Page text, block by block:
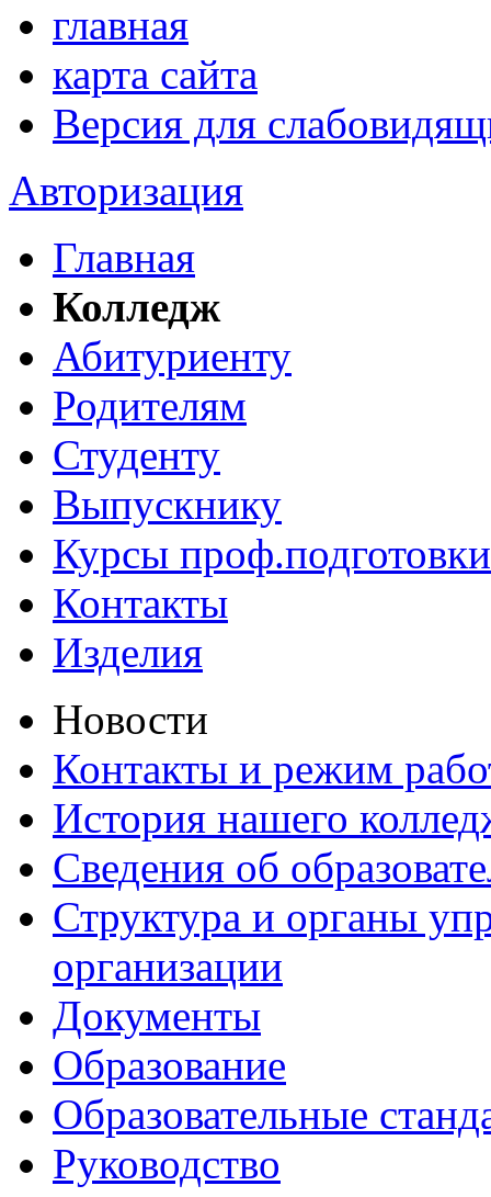
главная
карта сайта
Версия для
Авторизация
Главная
Колледж
Абитуриенту
Родителям
Студенту
Выпускнику
Курсы проф.подготовки
Контакты
Изделия
Новости
Контакты и режим
История нашего
Сведения об
Структура и органы
организации
Документы
Образование
Образовательные
Руководство